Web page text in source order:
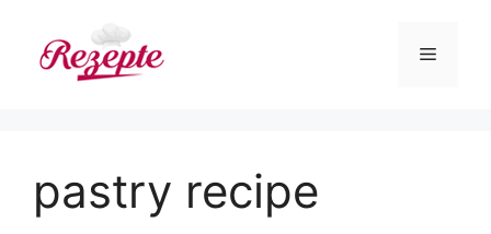
Inhalt
springen
Menü
pastry recipe